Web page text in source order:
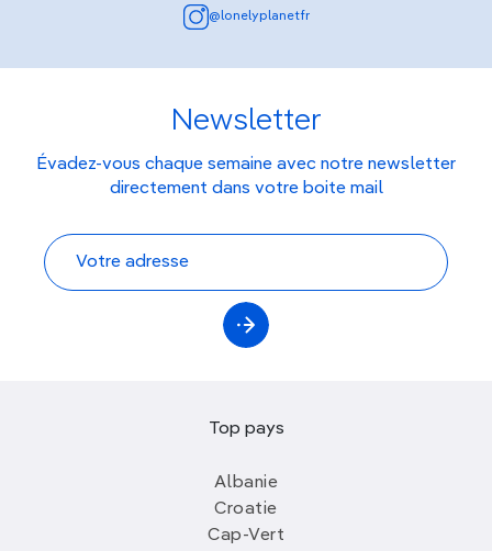
@lonelyplanetfr
Newsletter
Évadez-vous chaque semaine avec notre newsletter
directement dans votre boite mail
Top pays
Albanie
Croatie
Cap-Vert